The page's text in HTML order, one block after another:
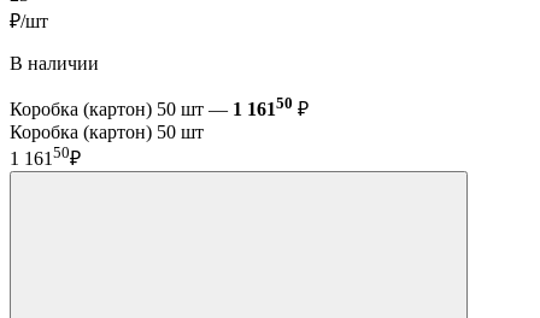
₽/шт
В наличии
Коробка (картон) 50 шт — 1 16150 ₽
Коробка (картон) 50 шт
1 16150₽